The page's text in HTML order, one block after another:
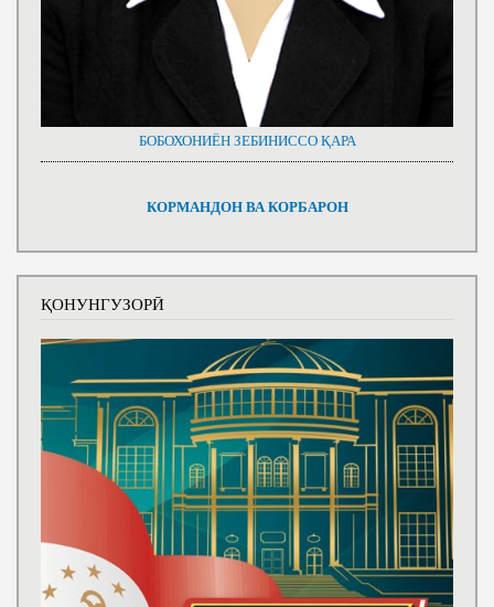
БОБОХОНИЁН ЗЕБИНИССО ҚАРА
КОРМАНДОН ВА КОРБАРОН
ҚОНУНГУЗОРӢ